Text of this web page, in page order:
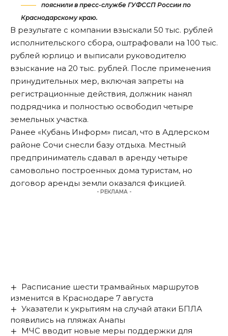
пояснили в пресс-службе ГУФССП России по
Краснодарскому краю.
В результате с компании взыскали 50 тыс. рублей
исполнительского сбора, оштрафовали на 100 тыс.
рублей юрлицо и выписали руководителю
взыскание на 20 тыс. рублей. После применения
принудительных мер, включая запреты на
регистрационные действия, должник нанял
подрядчика и полностью освободил четыре
земельных участка.
Ранее «Кубань Информ» писал, что в Адлерском
районе Сочи снесли базу отдыха. Местный
предприниматель сдавал в аренду четыре
самовольно построенных дома туристам, но
договор аренды земли оказался фикцией.
- РЕКЛАМА -
Расписание шести трамвайных маршрутов
изменится в Краснодаре 7 августа
Указатели к укрытиям на случай атаки БПЛА
появились на пляжах Анапы
МЧС вводит новые меры поддержки для